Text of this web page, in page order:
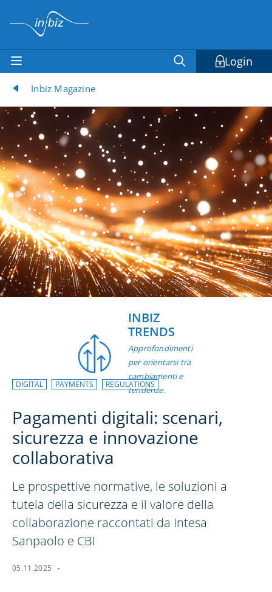
Login
Inbiz Magazine
INBIZ
TRENDS
Approfondimenti
per orientarsi tra
cambiamenti e
tendenze.
DIGITAL PAYMENTS REGULATIONS
Pagamenti digitali: scenari,
sicurezza e innovazione
collaborativa
Le prospettive normative, le soluzioni a
tutela della sicurezza e il valore della
collaborazione raccontati da Intesa
Sanpaolo e CBI
05.11.2025